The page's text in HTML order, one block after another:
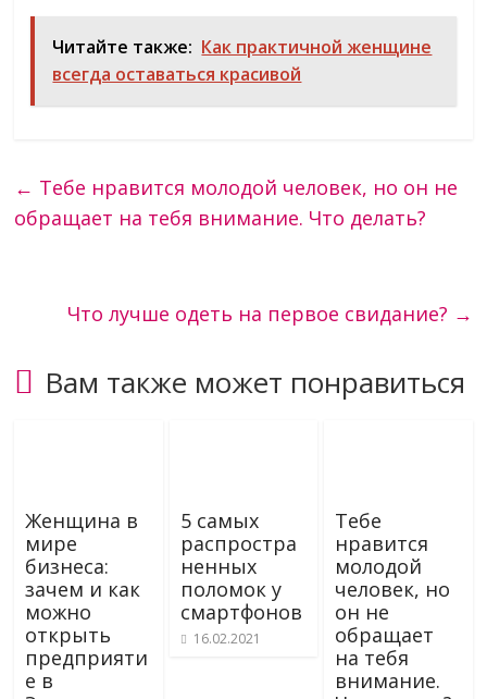
Читайте также: Как практичной женщине
всегда оставаться красивой
← Тебе нравится молодой человек, но он не
обращает на тебя внимание. Что делать?
Что лучше одеть на первое свидание? →
Вам также может понравиться
Женщина в
мире
бизнеса:
зачем и как
можно
открыть
предприяти
е в
5 самых
распростра
ненных
поломок у
смартфонов
16.02.2021
Тебе
нравится
молодой
человек, но
он не
обращает
на тебя
внимание.